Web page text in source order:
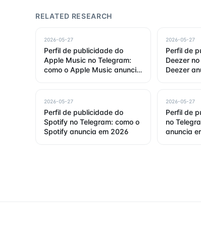
RELATED RESEARCH
2026-05-27
Perfil de publicidade do
Apple Music no Telegram:
como o Apple Music anuncia
2026-05-27
Perfil de
Deezer
Deezer
2026-05-27
Perfil de publicidade do
Spotify no Telegram: como o
Spotify anuncia em 2026
2026-05-27
Perfil de
no
anuncia